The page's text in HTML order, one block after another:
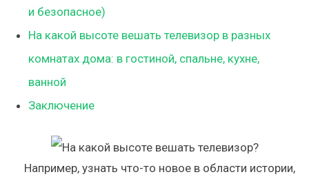
и безопасное)
На какой высоте вешать телевизор в разных
комнатах дома: в гостиной, спальне, кухне,
ванной
Заключение
Например, узнать что-то новое в области истории,